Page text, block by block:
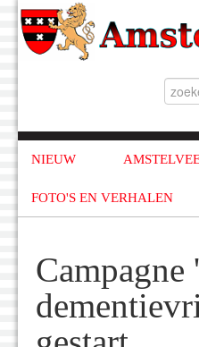
NIEUW
FOTO'S EN VERHALEN
Campagne